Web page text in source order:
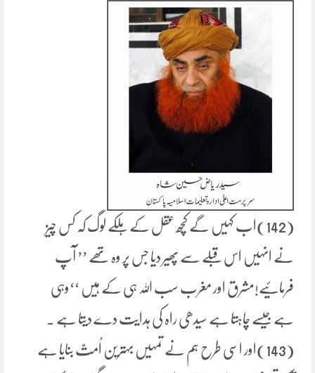
(142)اب کہیں گے کچھ عقل کے ہلکے لوگ کہ کس چیز
نے انہیں اس قبلے سے پھیر دیا جس پر وہ تھے ’’ آپ
فرمائیے!مشرق اور مغرب سب اللہ ہی کے ہیں ‘‘وہی
ہے جیسے چاہتا ہے سیدھی راہ کی ہدایت دے دیتا ہے ۔
(143)اور اسی طرح ہم نے تمہیں بہترین اُمتّ بنایا ہے